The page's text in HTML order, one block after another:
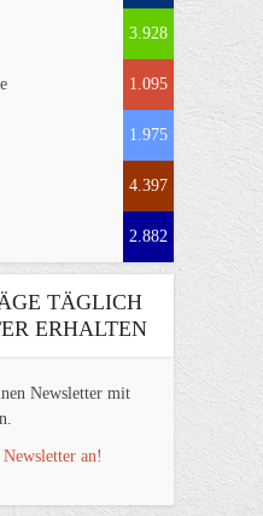
3.928
1.095
1.975
4.397
2.882
TÄGLICH
ERHALTEN
Newsletter mit
an!